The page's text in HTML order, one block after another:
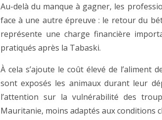
Au-delà du manque à gagner, les
face à une autre épreuve : le retour du
représente une charge financière
pratiqués après la Tabaski.
À cela s’ajoute le coût élevé de l’aliment
sont exposés les animaux durant leur
l’attention sur la vulnérabilité des
Mauritanie, moins adaptés aux conditions